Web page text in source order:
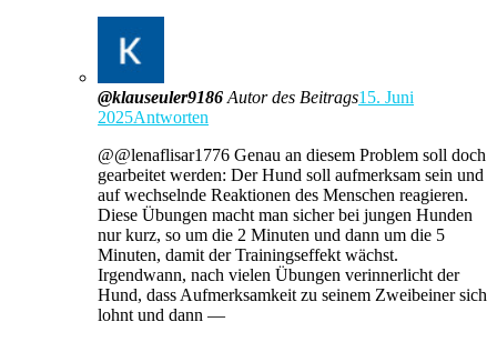
@klauseuler9186 Autor des Beitrags15. Juni
2025Antworten
@@lenaflisar1776 Genau an diesem Problem soll doch
gearbeitet werden: Der Hund soll aufmerksam sein und
auf wechselnde Reaktionen des Menschen reagieren.
Diese Übungen macht man sicher bei jungen Hunden
nur kurz, so um die 2 Minuten und dann um die 5
Minuten, damit der Trainingseffekt wächst.
Irgendwann, nach vielen Übungen verinnerlicht der
Hund, dass Aufmerksamkeit zu seinem Zweibeiner sich
lohnt und dann —